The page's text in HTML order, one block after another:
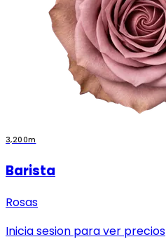
3,200m
Barista
Rosas
Inicia sesion para ver precios